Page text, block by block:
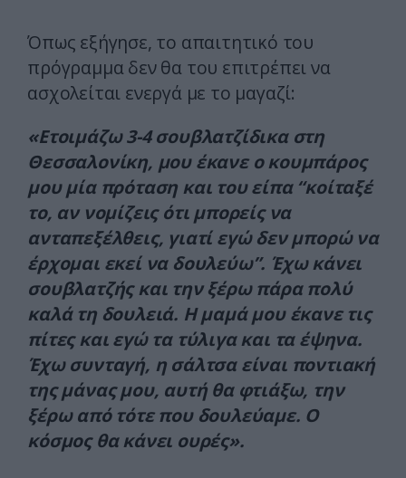
Όπως εξήγησε, το απαιτητικό του
πρόγραμμα δεν θα του επιτρέπει να
ασχολείται ενεργά με το μαγαζί:
«Ετοιμάζω 3-4 σουβλατζίδικα στη
Θεσσαλονίκη, μου έκανε ο κουμπάρος
μου μία πρόταση και του είπα “κοίταξέ
το, αν νομίζεις ότι μπορείς να
ανταπεξέλθεις, γιατί εγώ δεν μπορώ να
έρχομαι εκεί να δουλεύω”. Έχω κάνει
σουβλατζής και την ξέρω πάρα πολύ
καλά τη δουλειά. Η μαμά μου έκανε τις
πίτες και εγώ τα τύλιγα και τα έψηνα.
Έχω συνταγή, η σάλτσα είναι ποντιακή
της μάνας μου, αυτή θα φτιάξω, την
ξέρω από τότε που δουλεύαμε. Ο
κόσμος θα κάνει ουρές».